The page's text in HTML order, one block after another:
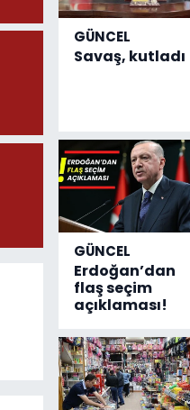
GÜNCEL
Savaş, kutladı
GÜNCEL
Erdoğan’dan
flaş seçim
açıklaması!